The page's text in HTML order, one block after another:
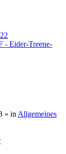
- Eider-Treene-
» in Allgemeines